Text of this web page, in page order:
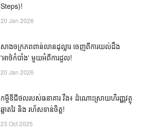
Steps)!
20 Jan 2026
សាងចក្រភពពាន់លានដុល្លារ ចេញពីការយល់ដឹង
'អាថ៌កំបាំង' មួយអំពីការដួល!
20 Jan 2026
កម្ចីឌីជីថលរបស់ធនាគារ វីង៖ ដំណោះស្រាយហិរញ្ញវត្ថុ
ឆ្លាតវៃ និង រហ័សទាន់ចិត្ត!
23 Oct 2025